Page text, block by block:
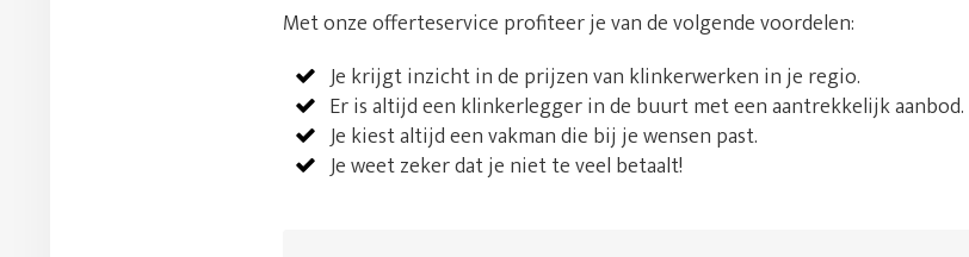
Met onze offerteservice profiteer je van de volgende voordelen:
Je krijgt inzicht in de prijzen van klinkerwerken in je regio.
Er is altijd een klinkerlegger in de buurt met een aantrekkelijk aanbod.
Je kiest altijd een vakman die bij je wensen past.
Je weet zeker dat je niet te veel betaalt!